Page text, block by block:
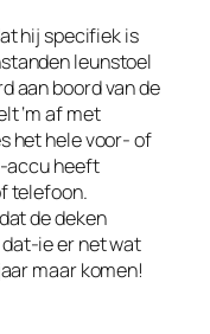
hij specifiek is
leunstoel
aan boord van de
‘m af met
het hele voor- of
accu heeft
telefoon.
de deken
ie er net wat
maar komen!